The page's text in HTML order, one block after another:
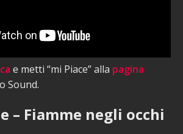
e metti “mi Piace” alla pagina
Sound.
– Fiamme negli occhi